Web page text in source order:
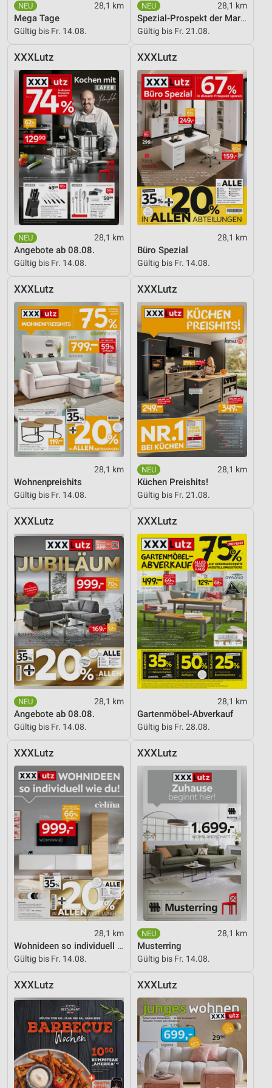
28,1 km
Mega Tage
Gültig bis Fr. 14.08.
28,1 km
Spezial-Prospekt der Marken
Gültig bis Fr. 21.08.
XXXLutz
28,1 km
Angebote ab 08.08.
Gültig bis Fr. 14.08.
XXXLutz
28,1 km
Büro Spezial
Gültig bis Fr. 14.08.
XXXLutz
28,1 km
Wohnenpreishits
Gültig bis Fr. 14.08.
XXXLutz
28,1 km
Küchen Preishits!
Gültig bis Fr. 21.08.
XXXLutz
28,1 km
Angebote ab 08.08.
Gültig bis Fr. 14.08.
XXXLutz
28,1 km
Gartenmöbel-Abverkauf
Gültig bis Fr. 28.08.
XXXLutz
28,1 km
Wohnideen so individuell wie du!
Gültig bis Fr. 14.08.
XXXLutz
28,1 km
Musterring
Gültig bis Fr. 14.08.
XXXLutz XXXLutz
Funktional